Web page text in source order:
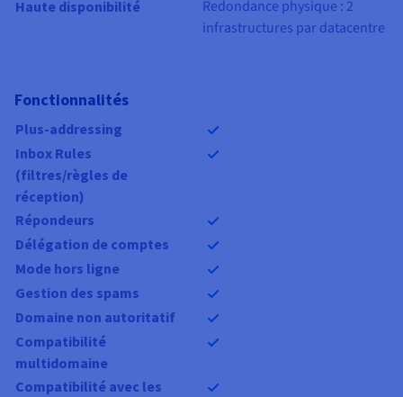
Haute disponibilité
Redondance physique : 2
infrastructures par datacentre
Fonctionnalités
Plus-addressing
Inbox Rules
(filtres/règles de
réception)
Répondeurs
Délégation de comptes
Mode hors ligne
Gestion des spams
Domaine non autoritatif
Compatibilité
multidomaine
Compatibilité avec les